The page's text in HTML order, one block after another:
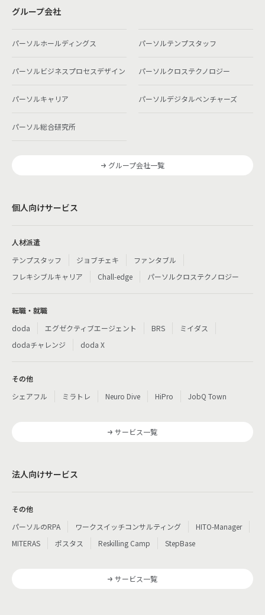
グループ会社
パーソルホールディングス パーソルテンプスタッフ
パーソルビジネスプロセスデザイン パーソルクロステクノロジー
パーソルキャリア パーソルデジタルベンチャーズ
パーソル総合研究所
グループ会社一覧
個人向けサービス
人材派遣
テンプスタッフ
ジョブチェキ
ファンタブル
フレキシブルキャリア
Chall-edge パーソルクロステクノロジー
転職・就職
doda
エグゼクティブエージェント BRS
ミイダス
dodaチャレンジ
doda X
その他
シェアフル
ミラトレ Neuro Dive HiPro JobQ Town
サービス一覧
法人向けサービス
その他
パーソルのRPA
ワークスイッチコンサルティング
HITO-Manager
MITERAS
ポスタス Reskilling Camp StepBase
サービス一覧